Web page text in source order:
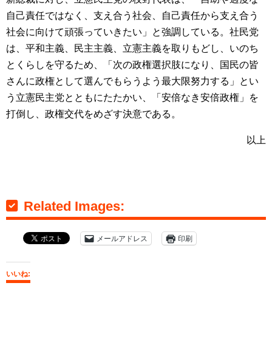
自己責任ではなく、支え合う社会、自己責任から支え合う
社会に向けて頑張っていきたい」と強調している。社民党
は、平和主義、民主主義、立憲主義を取りもどし、いのち
とくらしを守るため、「次の政権選択肢になり、国民の皆
さんに政権として選んでもらうよう最大限努力する」とい
う立憲民主党とともにたたかい、「安倍なき安倍政権」を
打倒し、政権交代をめざす決意である。
以上
Related Images:
メールアドレス 印刷
いいね: